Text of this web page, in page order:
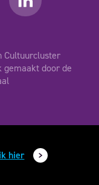
Cultuurcluster
gemaakt door de
hier